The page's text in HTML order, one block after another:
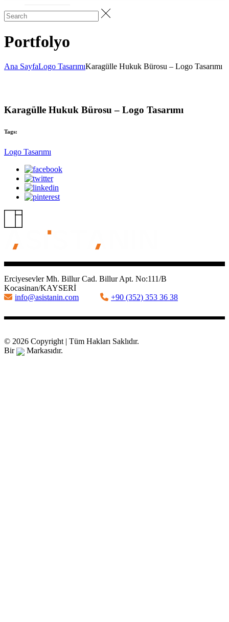
Portfolyo
Ana SayfaLogo TasarımıKaragülle Hukuk Bürosu – Logo Tasarımı
Karagülle Hukuk Bürosu – Logo Tasarımı
Tags:
Logo Tasarımı
Erciyesevler Mh. Billur Cad. Billur Apt. No:111/B
Kocasinan/KAYSERİ
info@asistanin.com
+90 (352) 353 36 38
© 2026 Copyright | Tüm Hakları Saklıdır.
Bir
Markasıdır.